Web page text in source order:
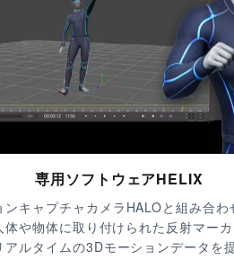
専用ソフトウェアHELIX
ンキャプチャカメラHALOと組み合わ
体や物体に取り付けられた反射マー
アルタイムの3Dモーションデータを